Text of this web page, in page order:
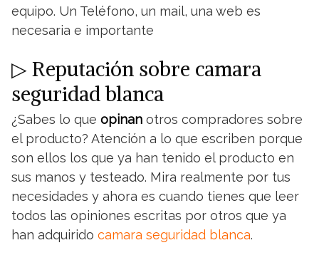
equipo. Un Teléfono, un mail, una web es
necesaria e importante
▷ Reputación sobre camara
seguridad blanca
¿Sabes lo que opinan otros compradores sobre
el producto? Atención a lo que escriben porque
son ellos los que ya han tenido el producto en
sus manos y testeado. Mira realmente por tus
necesidades y ahora es cuando tienes que leer
todos las opiniones escritas por otros que ya
han adquirido camara seguridad blanca.